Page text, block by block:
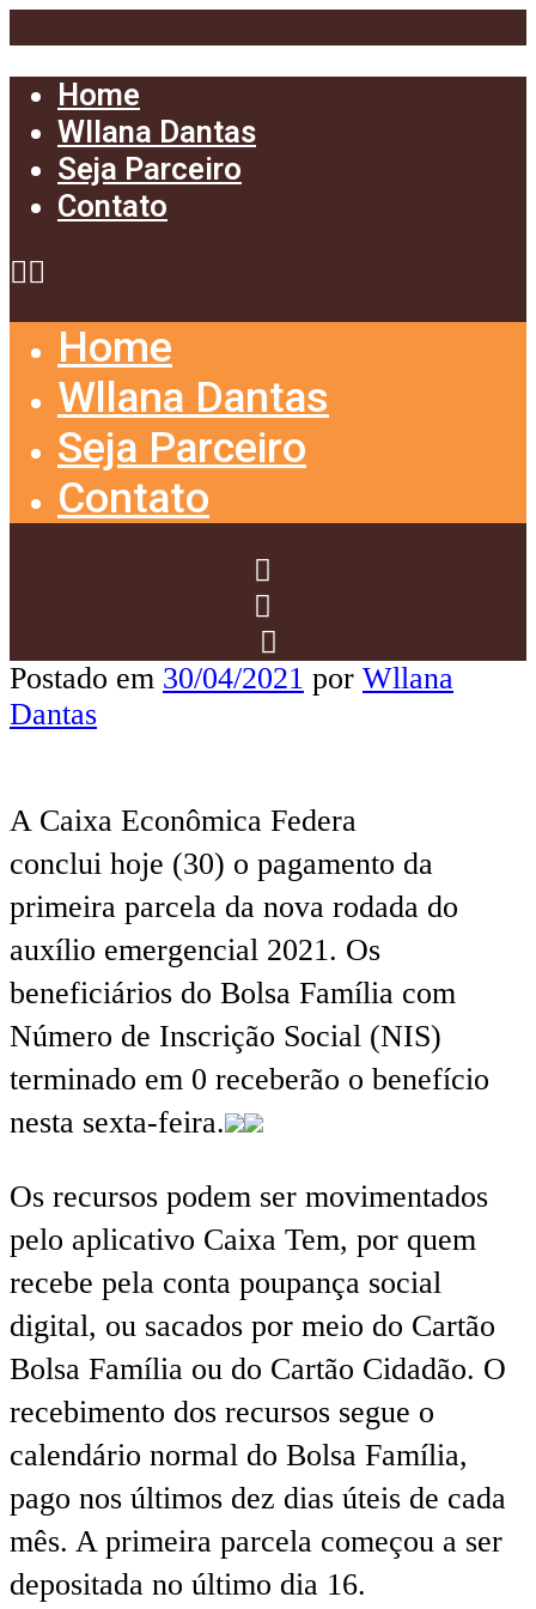
Home
Wllana Dantas
Seja Parceiro
Contato
Home
Wllana Dantas
Seja Parceiro
Contato
Postado em 30/04/2021 por Wllana
Dantas
A Caixa Econômica Federa
conclui hoje (30) o pagamento da
primeira parcela da nova rodada do
auxílio emergencial 2021. Os
beneficiários do Bolsa Família com
Número de Inscrição Social (NIS)
terminado em 0 receberão o benefício
nesta sexta-feira.
Os recursos podem ser movimentados
pelo aplicativo Caixa Tem, por quem
recebe pela conta poupança social
digital, ou sacados por meio do Cartão
Bolsa Família ou do Cartão Cidadão. O
recebimento dos recursos segue o
calendário normal do Bolsa Família,
pago nos últimos dez dias úteis de cada
mês. A primeira parcela começou a ser
depositada no último dia 16.